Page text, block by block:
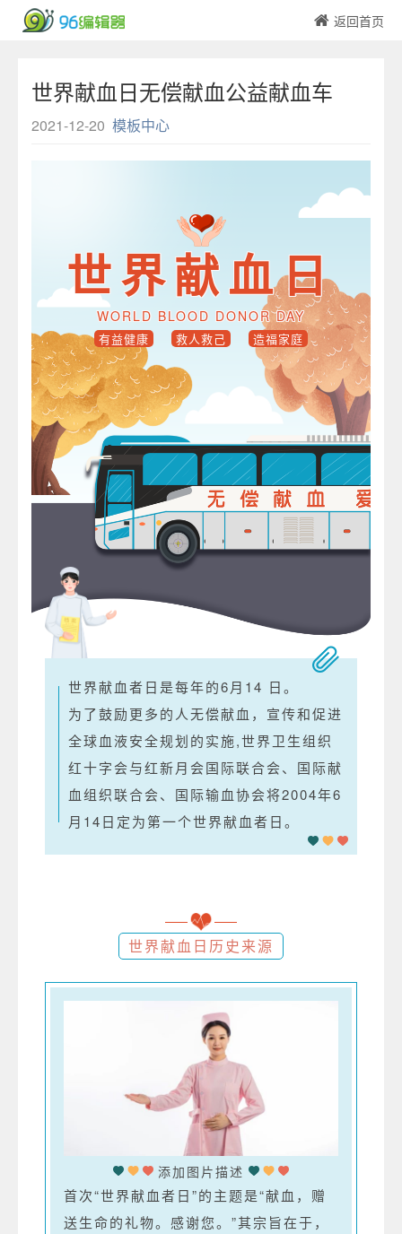
返回首页
世界献血日无偿献血公益献血车
2021-12-20 模板中心
世界献血日
WORLD BLOOD DONOR DAY
有益健康 救人救己 造福家庭
世界献血者日是每年的6月14 日。
为了鼓励更多的人无偿献血，宣传和促进
全球血液安全规划的实施,世界卫生组织
红十字会与红新月会国际联合会、国际献
血组织联合会、国际输血协会将2004年6
月14日定为第一个世界献血者日。
世界献血日历史来源
添加图片描述
首次“世界献血者日”的主题是“献血，赠
送生命的礼物。感谢您。”其宗旨在于，